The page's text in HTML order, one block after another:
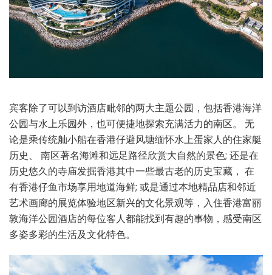
宾客除了可以到访酒店毗邻的两大主题公园，包括香港海洋
公园与水上乐园外，也可便捷地探索充满活力的南区。 无
论是乘传统舢小船在香港仔避风塘缅怀水上蛋家人的住家艇
历史、 南区著名海滩和远足路径欣赏大自然的景色; 还是在
历史悠久的寺庙发掘香港其中一些最古老的历史宝藏， 在
有香港仔鱼市场享用地道海鲜; 或是通过本地精品店和邻近
艺术画廊的展览体验地区新兴的文化景观等，入住香港富丽
敦海洋公园酒店的每位客人都能找到有趣的事物，感受南区
多姿多彩的生活及文化特色。